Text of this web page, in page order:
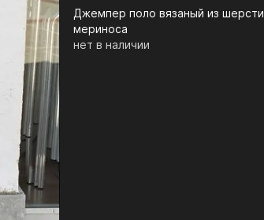
Джемпер поло вязаный из шерсти
мериноса
нет в наличии